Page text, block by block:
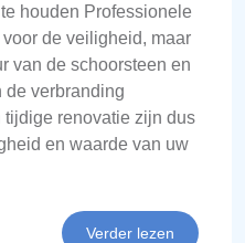
houden Professionele
de veiligheid, maar
van de schoorsteen en
de verbranding
renovatie zijn dus
en waarde van uw
Verder lezen